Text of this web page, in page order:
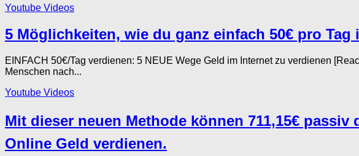
Youtube Videos
5 Möglichkeiten, wie du ganz einfach 50€ pro
EINFACH 50€/Tag verdienen: 5 NEUE Wege Geld im Internet zu verdienen
Menschen nach...
Youtube Videos
Mit dieser neuen Methode können 711,15€
Online Geld verdienen.